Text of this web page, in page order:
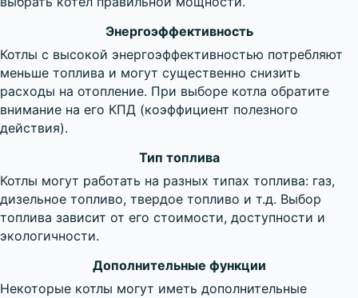
Энергоэффективность
Котлы с высокой энергоэффективностью потребляют
меньше топлива и могут существенно снизить
расходы на отопление. При выборе котла обратите
внимание на его КПД (коэффициент полезного
действия).
Тип топлива
Котлы могут работать на разных типах топлива: газ,
дизельное топливо, твердое топливо и т.д. Выбор
топлива зависит от его стоимости, доступности и
экологичности.
Дополнительные функции
Некоторые котлы могут иметь дополнительные